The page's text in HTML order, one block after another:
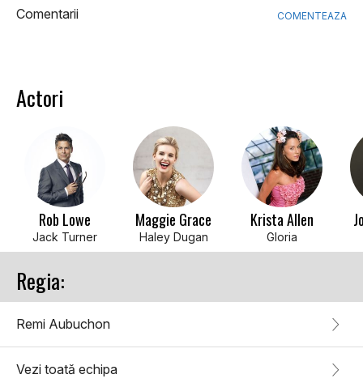
Comentarii COMENTEAZA
Actori
Rob Lowe
Jack Turner
Maggie Grace
Haley Dugan
Krista Allen
Gloria
Regia:
Remi Aubuchon
Vezi toată echipa